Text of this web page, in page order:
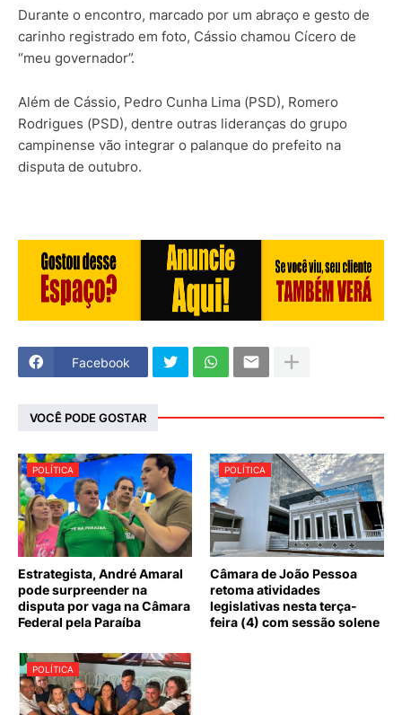
Durante o encontro, marcado por um abraço e gesto de
carinho registrado em foto, Cássio chamou Cícero de
“meu governador”.
Além de Cássio, Pedro Cunha Lima (PSD), Romero
Rodrigues (PSD), dentre outras lideranças do grupo
campinense vão integrar o palanque do prefeito na
disputa de outubro.
Facebook
VOCÊ PODE GOSTAR
POLÍTICA
Estrategista, André Amaral
pode surpreender na
disputa por vaga na Câmara
Federal pela Paraíba
POLÍTICA
Câmara de João Pessoa
retoma atividades
legislativas nesta terça-
feira (4) com sessão solene
POLÍTICA